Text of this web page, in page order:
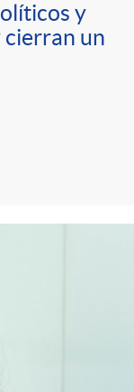
y
cierran un